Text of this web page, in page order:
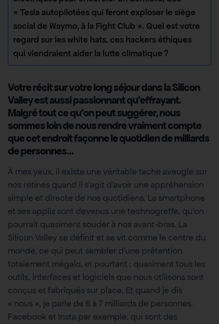
« Tesla autopilotées qui feront exploser le siège
social de Waymo, à la Fight Club ». Quel est votre
regard sur les white hats, ces hackers éthiques
qui viendraient aider la lutte climatique ?
Votre récit sur votre long séjour dans la Silicon
Valley est aussi passionnant qu’effrayant.
Malgré tout ce qu’on peut suggérer, nous
sommes loin de nous rendre vraiment compte
que cet endroit façonne le quotidien de milliards
de personnes…
À mes yeux, il existe une véritable tache aveugle sur
nos rétines quand il s’agit d’avoir une appréhension
simple et directe de nos quotidiens. La smartphone
et ses applis sont devenus une technogreffe, qu’on
pourrait quasiment souder à nos avant-bras. La
Silicon Valley se définit et se vit comme le centre du
monde, ce qui peut sembler d’une prétention
totalement mégalo, et pourtant : quasiment tous les
outils, interfaces et logiciels que nous utilisons sont
conçus et fabriqués sur place. Et quand je dis
« nous », je parle de 6 à 7 milliards de personnes.
Facebook et Insta par exemple, qui sont des